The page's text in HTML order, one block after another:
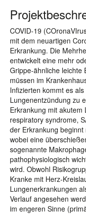
COVID-19
mit dem neuartigen
Erkrankung. Die
entwickelt eine mehr
Grippe-ähnliche leichte
müssen im
Infizierten kommt es
Lungenentzündung zu
Erkrankung mit
respiratory syndrome,
der Erkrankung
wobei eine
sogenannte
pathophysiologisch
wird. Obwohl
Kranke mit Herz-
Lungenerkrankungen
Verlauf angesehen
im engeren Sinne